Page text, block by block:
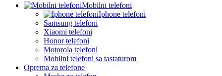
Mobilni telefoni
Iphone telefoni
Samsung telefoni
Xiaomi telefoni
Honor telefoni
Motorola telefoni
Mobilni telefoni sa tastaturom
Oprema za telefone